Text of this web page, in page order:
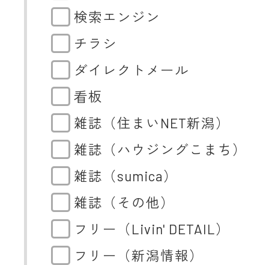
検索エンジン
チラシ
ダイレクトメール
看板
雑誌（住まいNET新潟）
雑誌（ハウジングこまち）
雑誌（sumica）
雑誌（その他）
フリー（Livin' DETAIL）
フリー（新潟情報）